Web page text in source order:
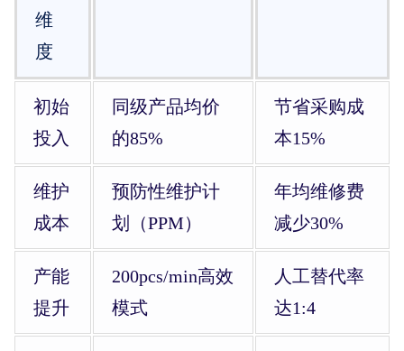
维
度
初始
投入
同级产品均价
的85%
节省采购成
本15%
维护
成本
预防性维护计
划（PPM）
年均维修费
减少30%
产能
提升
200pcs/min高效
模式
人工替代率
达1:4